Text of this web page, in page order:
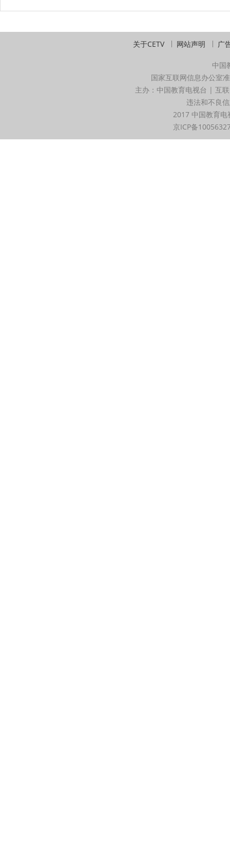
关于CETV 网站声明 广
中国
国家互联网信息办公室
主办：中国教育电视台 | 互
违法和不良
2017 中国教育
京ICP备